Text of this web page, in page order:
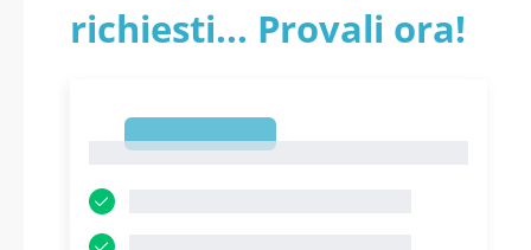
richiesti... Provali ora!